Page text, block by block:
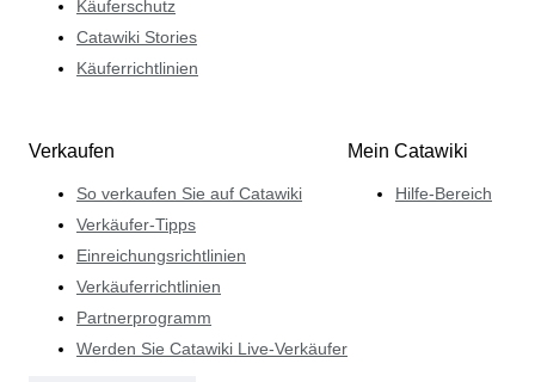
Käuferschutz
Catawiki Stories
Käuferrichtlinien
Verkaufen
So verkaufen Sie auf Catawiki
Verkäufer-Tipps
Einreichungsrichtlinien
Verkäuferrichtlinien
Partnerprogramm
Werden Sie Catawiki Live-Verkäufer
Mein Catawiki
Hilfe-Bereich